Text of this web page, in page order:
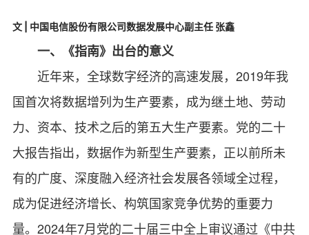
文 | 中国电信股份有限公司数据发展中心副主任 张鑫
一、《指南》出台的意义
近年来，全球数字经济的高速发展，2019年我
国首次将数据增列为生产要素，成为继土地、劳动
力、资本、技术之后的第五大生产要素。党的二十
大报告指出，数据作为新型生产要素，正以前所未
有的广度、深度融入经济社会发展各领域全过程，
成为促进经济增长、构筑国家竞争优势的重要力
量。2024年7月党的二十届三中全上审议通过《中共